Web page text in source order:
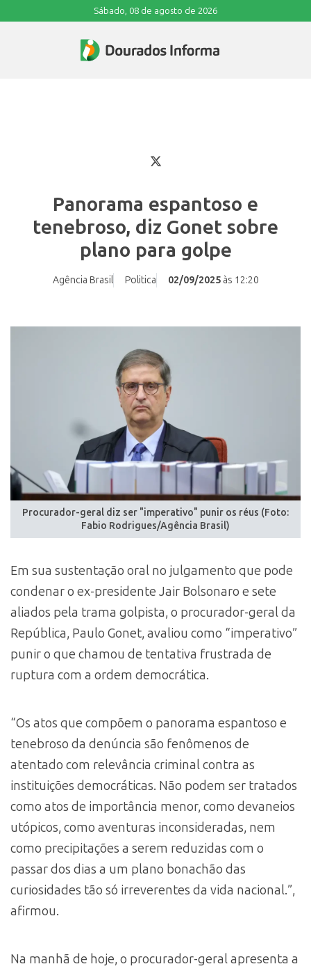
Sábado, 08 de agosto de 2026
Panorama espantoso e
tenebroso, diz Gonet sobre
plano para golpe
Agência Brasil Politica 02/09/2025às 12:20
Procurador-geral diz ser "imperativo" punir os réus (Foto:
Fabio Rodrigues/Agência Brasil)
Em sua sustentação oral no julgamento que pode
condenar o ex-presidente Jair Bolsonaro e sete
aliados pela trama golpista, o procurador-geral da
República, Paulo Gonet, avaliou como “imperativo”
punir o que chamou de tentativa frustrada de
ruptura com a ordem democrática.
“Os atos que compõem o panorama espantoso e
tenebroso da denúncia são fenômenos de
atentado com relevância criminal contra as
instituições democráticas. Não podem ser tratados
como atos de importância menor, como devaneios
utópicos, como aventuras inconsideradas, nem
como precipitações a serem reduzidas com o
passar dos dias a um plano bonachão das
curiosidades tão só irreverentes da vida nacional.”,
afirmou.
Na manhã de hoje, o procurador-geral apresenta a